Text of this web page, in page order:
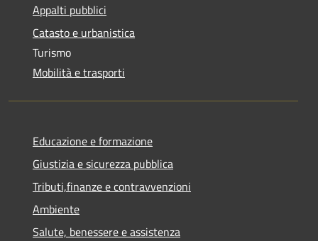
Appalti pubblici
Catasto e urbanistica
Turismo
Mobilità e trasporti
Educazione e formazione
Giustizia e sicurezza pubblica
Tributi,finanze e contravvenzioni
Ambiente
Salute, benessere e assistenza